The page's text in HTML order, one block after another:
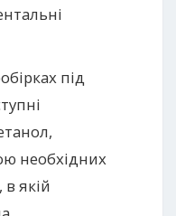
під
необхідних
якій